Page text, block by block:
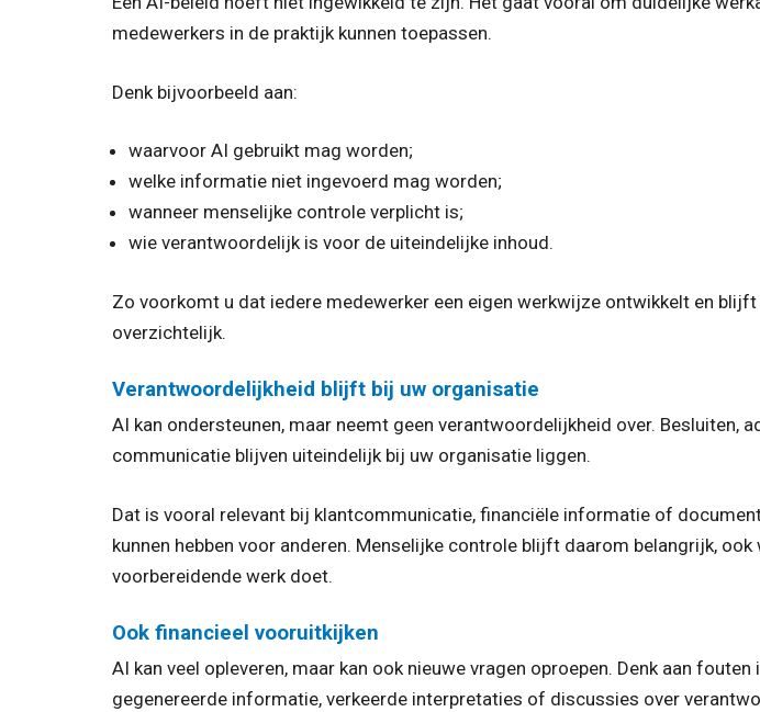
medewerkers in de praktijk kunnen toepassen.
Denk bijvoorbeeld aan:
waarvoor AI gebruikt mag worden;
welke informatie niet ingevoerd mag worden;
wanneer menselijke controle verplicht is;
wie verantwoordelijk is voor de uiteindelijke inhoud.
Zo voorkomt u dat iedere medewerker een eigen werkwijze ontwikkelt en blijft
overzichtelijk.
Verantwoordelijkheid blijft bij uw organisatie
AI kan ondersteunen, maar neemt geen verantwoordelijkheid over. Besluiten,
communicatie blijven uiteindelijk bij uw organisatie liggen.
Dat is vooral relevant bij klantcommunicatie, financiële informatie of
kunnen hebben voor anderen. Menselijke controle blijft daarom belangrijk, ook
voorbereidende werk doet.
Ook financieel vooruitkijken
AI kan veel opleveren, maar kan ook nieuwe vragen oproepen. Denk aan
gegenereerde informatie, verkeerde interpretaties of discussies over